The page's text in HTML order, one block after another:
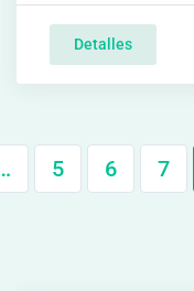
Detalles
5 6 7